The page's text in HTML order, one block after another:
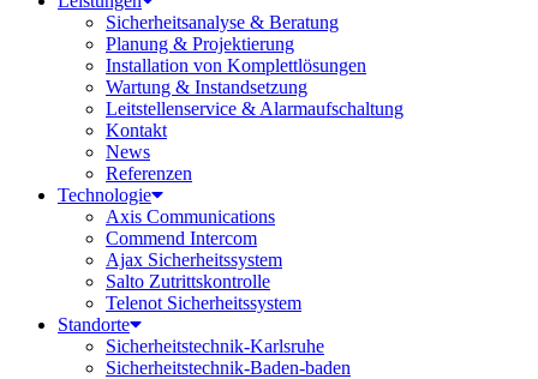
Sicherheitsanalyse & Beratung
Planung & Projektierung​
Installation von Komplettlösungen
Wartung & Instandsetzung
Leitstellenservice & Alarmaufschaltung
Kontakt
News
Referenzen
Technologie
Axis Communications
Commend Intercom
Ajax Sicherheitssystem​
Salto Zutrittskontrolle
Telenot Sicherheitssystem
Standorte
Sicherheitstechnik-Karlsruhe
Sicherheitstechnik-Baden-baden